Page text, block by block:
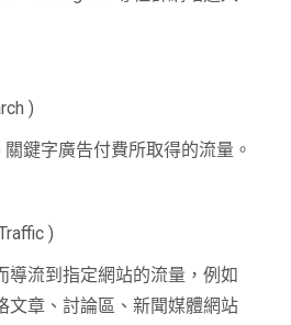
)
關鍵字廣告付費所取得的流量。
)
導流到指定網站的流量，例如
文章、討論區、新聞媒體網站